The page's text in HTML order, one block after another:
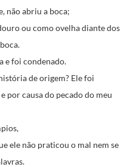
não abriu a boca;
ou como ovelha diante dos
e foi condenado.
de origem? Ele foi
e por causa do pecado do meu
ele não praticou o mal nem se